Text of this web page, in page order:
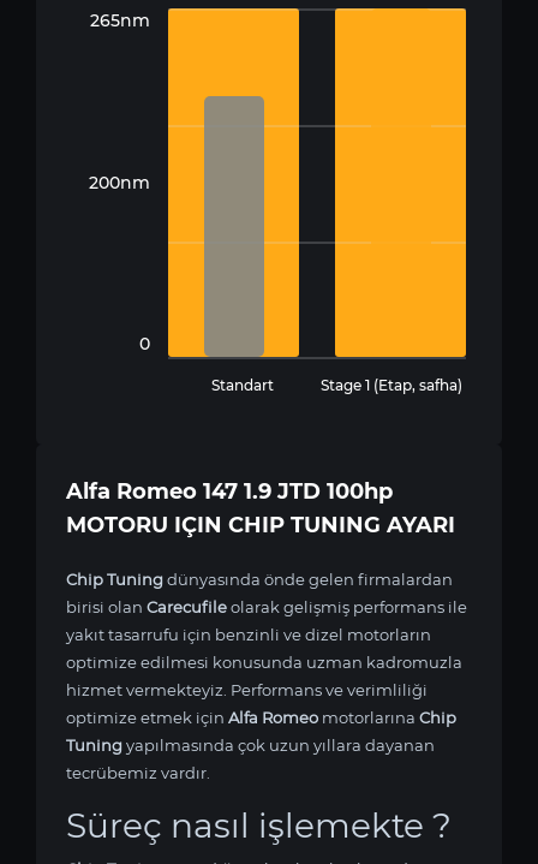
265nm
200nm
0
Standart Stage 1 (Etap, safha)
Alfa Romeo 147 1.9 JTD 100hp
MOTORU IÇIN CHIP TUNING AYARI
Chip Tuningdünyasında önde gelen firmalardan
birisi olan Carecufileolarak gelişmiş performans ile
yakıt tasarrufu için benzinli ve dizel motorların
optimize edilmesi konusunda uzman kadromuzla
hizmet vermekteyiz. Performans ve verimliliği
optimize etmek için Alfa Romeo motorlarına Chip
Tuningyapılmasında çok uzun yıllara dayanan
tecrübemiz vardır.
Süreç nasıl işlemekte ?